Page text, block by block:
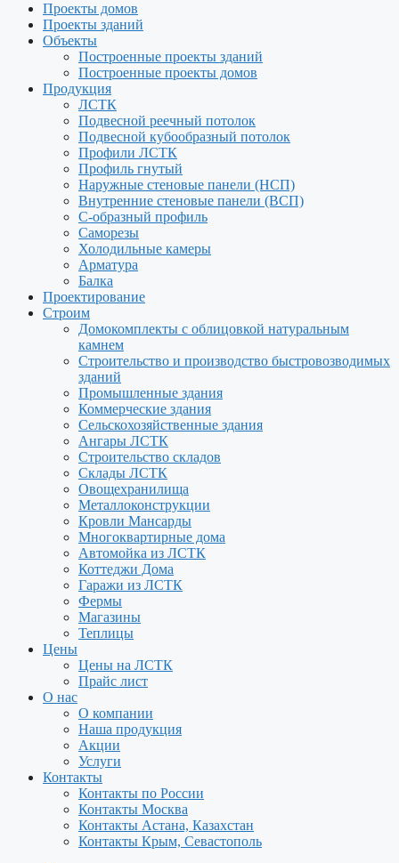
Проекты домов
Проекты зданий
Объекты
Построенные проекты зданий
Построенные проекты домов
Продукция
ЛСТК
Подвесной реечный потолок
Подвесной кубообразный потолок
Профили ЛСТК
Профиль гнутый
Наружные стеновые панели (НСП)
Внутренние стеновые панели (ВСП)
С-образный профиль
Саморезы
Холодильные камеры
Арматура
Балка
Проектирование
Строим
Домокомплекты с облицовкой натуральным
камнем
Строительство и производство быстровозводимых
зданий
Промышленные здания
Коммерческие здания
Сельскохозяйственные здания
Ангары ЛСТК
Строительство складов
Склады ЛСТК
Овощехранилища
Металлоконструкции
Кровли Мансарды
Многоквартирные дома
Автомойка из ЛСТК
Коттеджи Дома
Гаражи из ЛСТК
Фермы
Магазины
Теплицы
Цены
Цены на ЛСТК
Прайс лист
О нас
О компании
Наша продукция
Акции
Услуги
Контакты
Контакты по России
Контакты Москва
Контакты Астана, Казахстан
Контакты Крым, Севастополь